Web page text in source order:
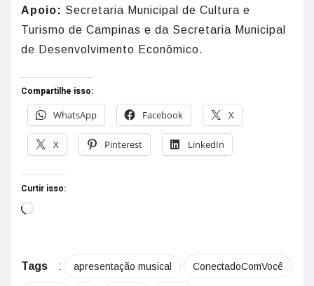
Apoio: Secretaria Municipal de Cultura e
Turismo de Campinas e da Secretaria Municipal
de Desenvolvimento Econômico.
Compartilhe isso:
WhatsApp
Facebook X
X Pinterest LinkedIn
Curtir isso:
Tags : apresentação musical ConectadoComVocê